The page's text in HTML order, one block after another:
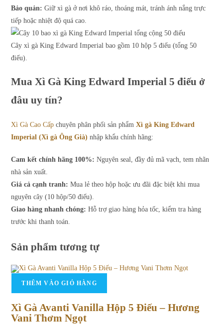
Bảo quản: Giữ xì gà ở nơi khô ráo, thoáng mát, tránh ánh nắng trực
tiếp hoặc nhiệt độ quá cao.
Cây xì gà King Edward Imperial bao gồm 10 hộp 5 điếu (tổng 50
điếu).
Mua Xì Gà King Edward Imperial 5 điếu ở
đâu uy tín?
Xì Gà Cao Cấp chuyên phân phối sản phẩmXì gà King Edward
Imperial (Xì gà Ông Già) nhập khẩu chính hãng:
Cam kết chính hãng 100%: Nguyên seal, đầy đủ mã vạch, tem nhãn
nhà sản xuất.
Giá cả cạnh tranh: Mua lẻ theo hộp hoặc ưu đãi đặc biệt khi mua
nguyên cây (10 hộp/50 điếu).
Giao hàng nhanh chóng: Hỗ trợ giao hàng hỏa tốc, kiểm tra hàng
trước khi thanh toán.
Sản phẩm tương tự
THÊM VÀO GIỎ HÀNG
Xì Gà Avanti Vanilla Hộp 5 Điếu – Hương
Vani Thơm Ngọt